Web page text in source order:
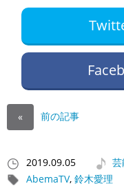
« 前の記事
2019.09.05
芸
AbemaTV, 鈴木愛理